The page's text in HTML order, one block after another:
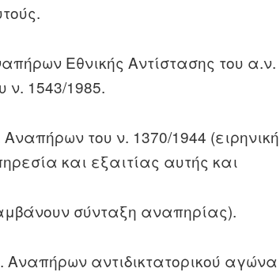
Εθνικής Αντίστασης του α.ν.
ν. 1543/1985.
Αναπήρων του ν. 1370/1944
και εξαιτίας αυτής και
σύνταξη αναπηρίας).
Αναπήρων αντιδικτατορικού αγώνα